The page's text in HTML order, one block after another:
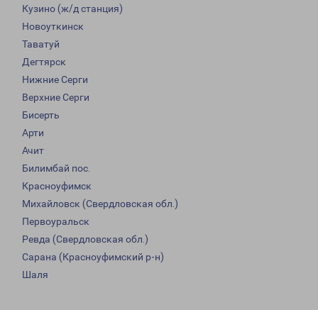
Кузино (ж/д станция)
Новоуткинск
Таватуй
Дегтярск
Нижние Серги
Верхние Серги
Бисерть
Арти
Ачит
Билимбай пос.
Красноуфимск
Михайловск (Свердловская обл.)
Первоуральск
Ревда (Свердловская обл.)
Сарана (Красноуфимский р-н)
Шаля